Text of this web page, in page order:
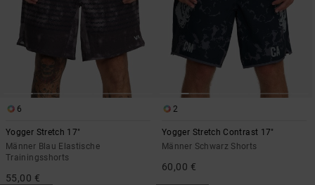
6
Yogger Stretch 17"
Männer Blau Elastische
Trainingsshorts
55,00 €
2
Yogger Stretch Contrast 17"
Männer Schwarz Shorts
60,00 €